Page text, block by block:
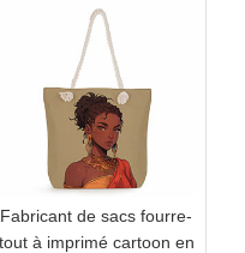
Fabricant de sacs fourre-
tout à imprimé cartoon en